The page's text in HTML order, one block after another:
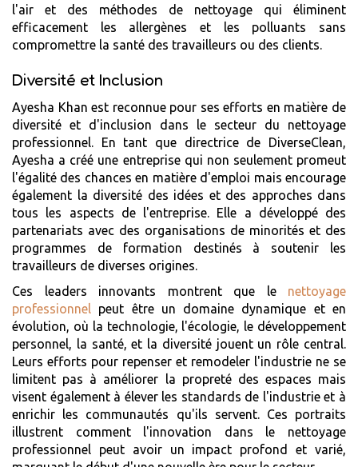
l'air et des méthodes de nettoyage qui éliminent
efficacement les allergènes et les polluants sans
compromettre la santé des travailleurs ou des clients.
Diversité et Inclusion
Ayesha Khan est reconnue pour ses efforts en matière de
diversité et d'inclusion dans le secteur du nettoyage
professionnel. En tant que directrice de DiverseClean,
Ayesha a créé une entreprise qui non seulement promeut
l'égalité des chances en matière d'emploi mais encourage
également la diversité des idées et des approches dans
tous les aspects de l'entreprise. Elle a développé des
partenariats avec des organisations de minorités et des
programmes de formation destinés à soutenir les
travailleurs de diverses origines.
Ces leaders innovants montrent que lenettoyage
professionnel peut être un domaine dynamique et en
évolution, où la technologie, l'écologie, le développement
personnel, la santé, et la diversité jouent un rôle central.
Leurs efforts pour repenser et remodeler l'industrie ne se
limitent pas à améliorer la propreté des espaces mais
visent également à élever les standards de l'industrie et à
enrichir les communautés qu'ils servent. Ces portraits
illustrent comment l'innovation dans le nettoyage
professionnel peut avoir un impact profond et varié,